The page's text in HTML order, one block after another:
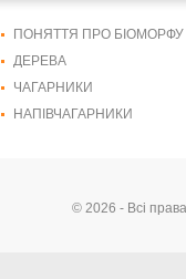
ПОНЯТТЯ ПРО БІОМОРФУ
ДЕРЕВА
ЧАГАРНИКИ
НАПІВЧАГАРНИКИ
© 2026 - Всі